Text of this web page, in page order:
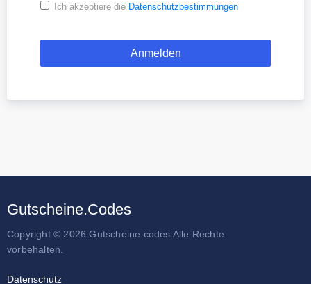
Ich akzeptiere die Datenschutzbestimmungen
Gutscheine.Codes
Copyright © 2026 Gutscheine.codes Alle Rechte
vorbehalten.
Datenschutz